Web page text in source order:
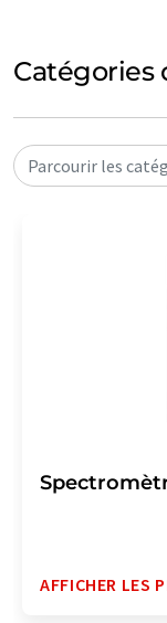
Catégories
Parcourir les
AFFICHER LES